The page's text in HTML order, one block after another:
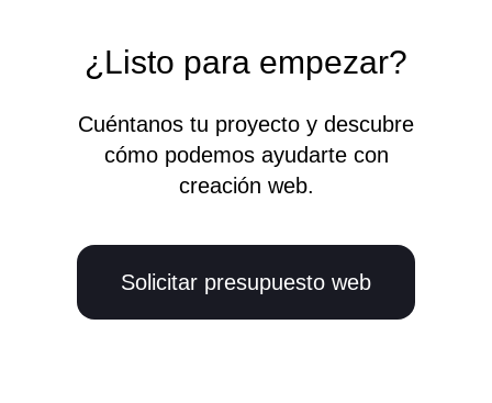
¿Listo para empezar?
Cuéntanos tu proyecto y descubre
cómo podemos ayudarte con
creación web.
Solicitar presupuesto web